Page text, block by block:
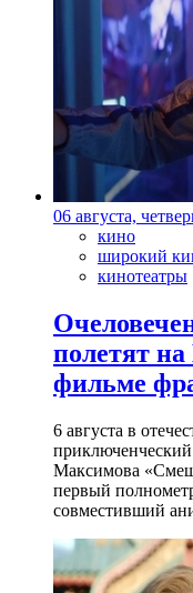
06 августа,
кино
широкий
кинотеатры
полетят
фильме
6 августа в
Максимова
первый
совместивший